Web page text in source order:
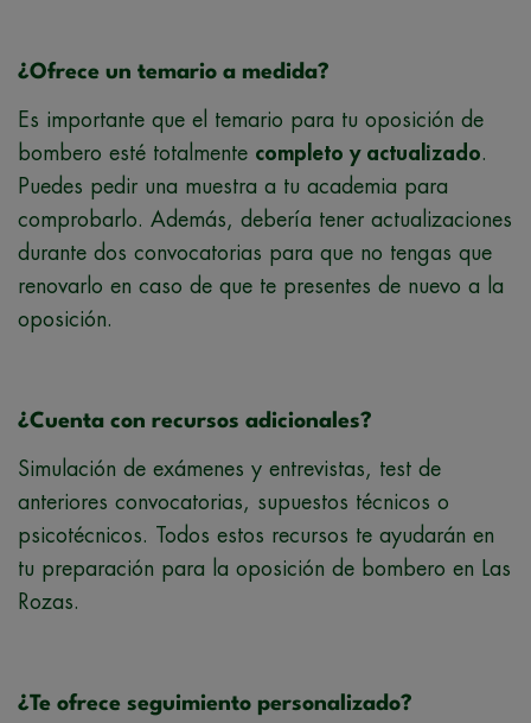
¿Ofrece un temario a medida?
Es importante que el temario para tu oposición de
bombero esté totalmente completo y actualizado.
Puedes pedir una muestra a tu academia para
comprobarlo. Además, debería tener actualizaciones
durante dos convocatorias para que no tengas que
renovarlo en caso de que te presentes de nuevo a la
oposición.
¿Cuenta con recursos adicionales?
Simulación de exámenes y entrevistas, test de
anteriores convocatorias, supuestos técnicos o
psicotécnicos. Todos estos recursos te ayudarán en
tu preparación para la oposición de bombero en Las
Rozas.
¿Te ofrece seguimiento personalizado?